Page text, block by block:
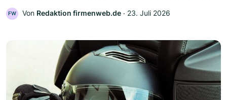
FW Von Redaktion firmenweb.de ‧ 23. Juli 2026